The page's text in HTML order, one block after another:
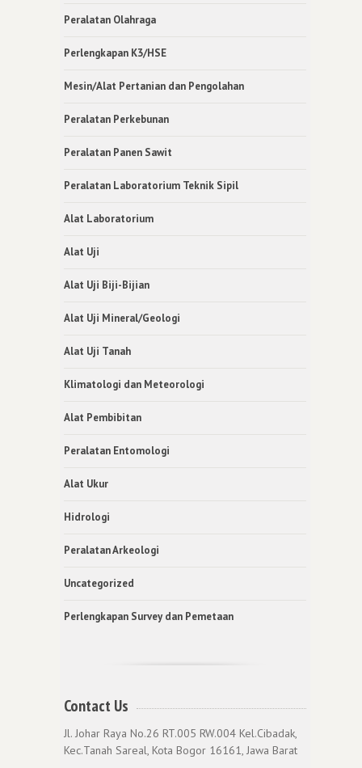
Peralatan Olahraga
Perlengkapan K3/HSE
Mesin/Alat Pertanian dan Pengolahan
Peralatan Perkebunan
Peralatan Panen Sawit
Peralatan Laboratorium Teknik Sipil
Alat Laboratorium
Alat Uji
Alat Uji Biji-Bijian
Alat Uji Mineral/Geologi
Alat Uji Tanah
Klimatologi dan Meteorologi
Alat Pembibitan
Peralatan Entomologi
Alat Ukur
Hidrologi
Peralatan Arkeologi
Uncategorized
Perlengkapan Survey dan Pemetaan
Contact Us
Jl. Johar Raya No.26 RT.005 RW.004 Kel.Cibadak,
Kec.Tanah Sareal, Kota Bogor 16161, Jawa Barat